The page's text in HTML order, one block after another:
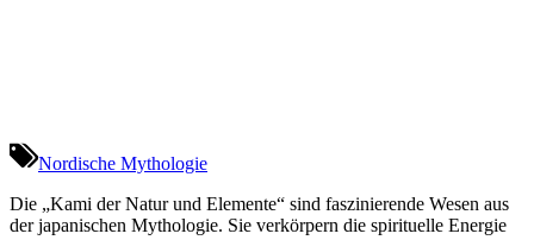
Nordische Mythologie
Die „Kami der Natur und Elemente“ sind faszinierende Wesen aus
der japanischen Mythologie. Sie verkörpern die spirituelle Energie